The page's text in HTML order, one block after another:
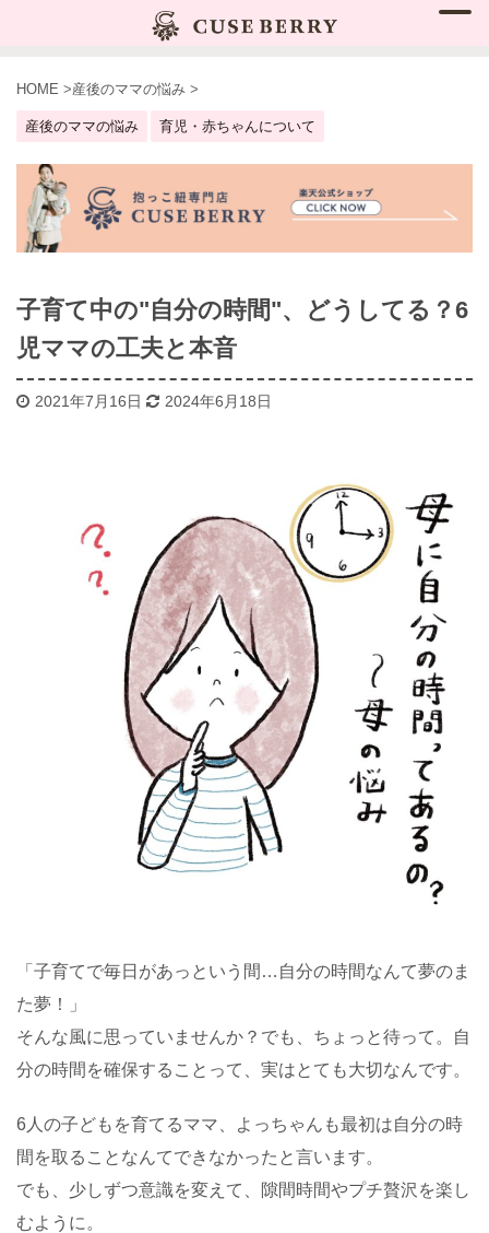
HOME >産後のママの悩み >
産後のママの悩み 育児・赤ちゃんについて
子育て中の"自分の時間"、どうしてる？6
児ママの工夫と本音
2021年7月16日 2024年6月18日
「子育てで毎日があっという間…自分の時間なんて夢のま
た夢！」
そんな風に思っていませんか？でも、ちょっと待って。自
分の時間を確保することって、実はとても大切なんです。
6人の子どもを育てるママ、よっちゃんも最初は自分の時
間を取ることなんてできなかったと言います。
でも、少しずつ意識を変えて、隙間時間やプチ贅沢を楽し
むように。